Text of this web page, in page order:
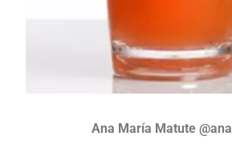
Ana María Matute